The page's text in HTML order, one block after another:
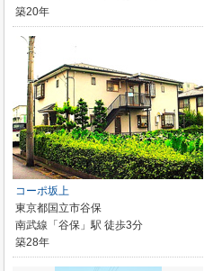
築20年
コーポ坂上
東京都国立市谷保
南武線「谷保」駅 徒歩3分
築28年